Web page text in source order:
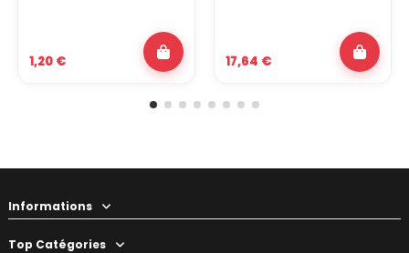
1,20 € 17,64 €
Informations
Top Catégories